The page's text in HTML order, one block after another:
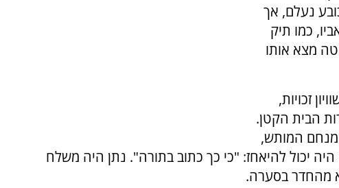
נעלם, אך
כמו תיק
מצא אותו
זכויות,
הבית הקטן.
מנחם המותש,
יכול להיאחז: "כי כך כתוב בתורה". נתן היה משלח
מהחדר בסערה.